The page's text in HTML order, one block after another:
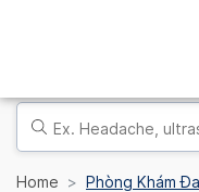
Home Phòng Khám